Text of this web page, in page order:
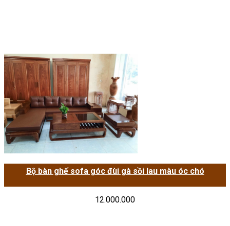
Bộ bàn ghế sofa góc đùi gà sồi lau màu óc chó
12.000.000